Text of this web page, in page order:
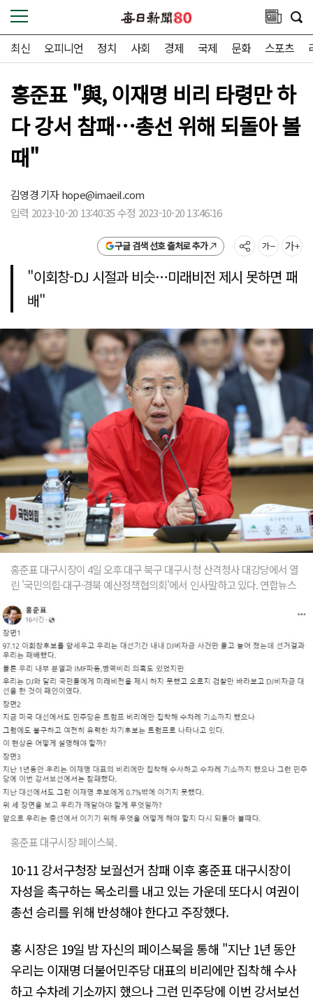
최신 오피니언 정치 사회 경제 국제 문화 스포츠
홍준표 "與, 이재명 비리 타령만 하
다 강서 참패…총선 위해 되돌아 볼
때"
김영경 기자hope@imaeil.com
입력 2023-10-20 13:40:35 수정 2023-10-20 13:46:16
구글 검색 선호 출처로 추가
"이회창-DJ 시절과 비슷…미래비전 제시 못하면 패
배"
홍준표 대구시장이 4일 오후 대구 북구 대구시청 산격청사 대강당에서 열
린 '국민의힘-대구·경북 예산정책협의회'에서 인사말하고 있다. 연합뉴스
홍준표 대구시장 페이스북.
10·11 강서구청장 보궐선거 참패 이후 홍준표 대구시장이
자성을 촉구하는 목소리를 내고 있는 가운데 또다시 여권이
총선 승리를 위해 반성해야 한다고 주장했다.
홍 시장은 19일 밤 자신의 페이스북을 통해 "지난 1년 동안
우리는 이재명 더불어민주당 대표의 비리에만 집착해 수사
하고 수차례 기소까지 했으나 그런 민주당에 이번 강서보선